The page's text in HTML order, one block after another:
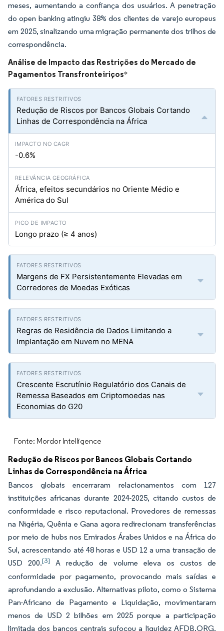
meses, aumentando a confiança dos usuários. A penetração
do open banking atingiu 38% dos clientes de varejo europeus
em 2025, sinalizando uma migração permanente dos trilhos de
correspondência.
Análise de Impacto das Restrições do Mercado de
Pagamentos Transfronteiriços*
Redução de Riscos por Bancos Globais Cortando
Linhas de Correspondência na África
-0.6%
África, efeitos secundários no Oriente Médio e
América do Sul
Longo prazo (≥ 4 anos)
Margens de FX Persistentemente Elevadas em
Corredores de Moedas Exóticas
Regras de Residência de Dados Limitando a
Implantação em Nuvem no MENA
Crescente Escrutínio Regulatório dos Canais de
Remessa Baseados em Criptomoedas nas
Economias do G20
Fonte: Mordor Intelligence
Redução de Riscos por Bancos Globais Cortando
Linhas de Correspondência na África
Bancos globais encerraram relacionamentos com 127
instituições africanas durante 2024-2025, citando custos de
conformidade e risco reputacional. Provedores de remessas
na Nigéria, Quênia e Gana agora redirecionam transferências
por meio de hubs nos Emirados Árabes Unidos e na África do
Sul, acrescentando até 48 horas e USD 12 a uma transação de
USD 200.[3]
A redução de volume eleva os custos de
conformidade por pagamento, provocando mais saídas e
aprofundando a exclusão. Alternativas piloto, como o Sistema
Pan-Africano de Pagamento e Liquidação, movimentaram
menos de USD 2 bilhões em 2025 porque a participação
limitada dos bancos centrais sufocou a liquidez AFDB.ORG.